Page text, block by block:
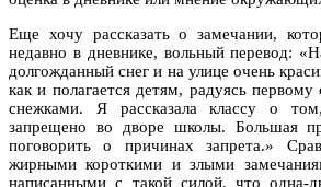
Еще хочу рассказать о замечании,
недавно в дневнике, вольный перевод:
долгожданный снег и на улице очень
как и полагается детям, радуясь первому
снежками. Я рассказала классу о
запрещено во дворе школы. Большая
поговорить о причинах запрета.»
жирными короткими и злыми
написанными с такой силой, что одна-